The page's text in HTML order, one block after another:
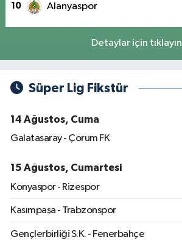
10 Alanyaspor
Detaylar için tıklayın
Süper Lig Fikstür
14 Ağustos, Cuma
Galatasaray - Çorum FK
15 Ağustos, Cumartesi
Konyaspor - Rizespor
Kasımpaşa - Trabzonspor
Gençlerbirliği S.K. - Fenerbahçe